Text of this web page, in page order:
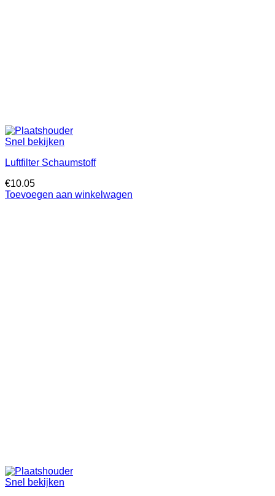
Snel bekijken
Luftfilter Schaumstoff
€10.05
Toevoegen aan winkelwagen
Snel bekijken